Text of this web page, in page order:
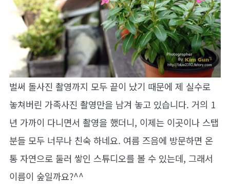
벌써 돌사진 촬영까지 모두 끝이 났기 때문에 제 실수로
놓쳐버린 가족사진 촬영만을 남겨 놓고 있습니다. 거의 1
년 가까이 다니면서 촬영을 했더니, 이제는 이곳이나 스탭
분들 모두 너무나 친숙 하네요. 여름 즈음에 방문하면 온
통 자연으로 둘러 쌓인 스튜디오를 볼 수 있는데, 그래서
이름이 숲일까요?^^